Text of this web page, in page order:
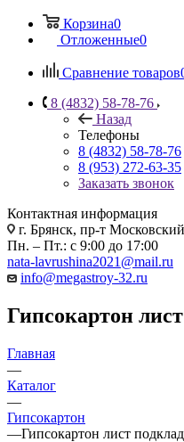
Корзина0
Отложенные0
Сравнение товаров
8 (4832) 58-78-76
Назад
Телефоны
8 (4832) 58-78-76
8 (953) 272-63-35
Заказать звонок
Контактная информация
г. Брянск, пр-т
Пн. – Пт.: с 9:00 до 17:00
nata-lavrushina2021@mail.ru
info@megastroy-32.ru
Гипсокартон
Главная
—
Каталог
—
Гипсокартон
—Гипсокартон лист